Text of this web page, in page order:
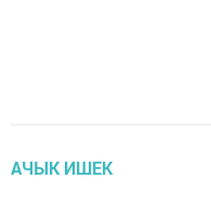
АЧЫК ИШЕК